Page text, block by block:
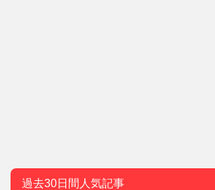
過去30日間人気記事